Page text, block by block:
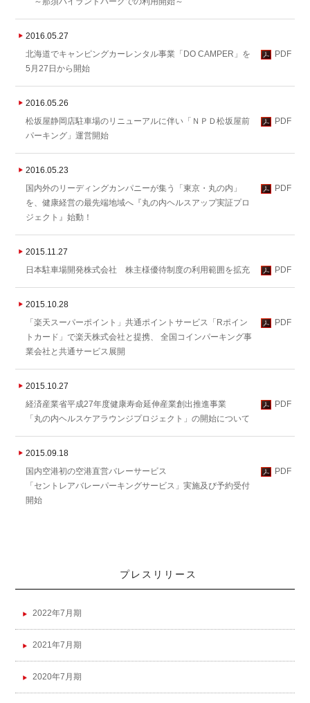
2016.05.27
北海道でキャンピングカーレンタル事業「DO CAMPER」を
5月27日から開始
PDF
2016.05.26
松坂屋静岡店駐車場のリニューアルに伴い「ＮＰＤ松坂屋前
パーキング」運営開始
PDF
2016.05.23
国内外のリーディングカンパニーが集う「東京・丸の内」
を、健康経営の最先端地域へ『丸の内ヘルスアップ実証プロ
ジェクト』始動！
PDF
2015.11.27
日本駐車場開発株式会社 株主様優待制度の利用範囲を拡充
PDF
2015.10.28
「楽天スーパーポイント」共通ポイントサービス「Rポイン
トカード」で楽天株式会社と提携、 全国コインパーキング事
業会社と共通サービス展開
PDF
2015.10.27
経済産業省平成27年度健康寿命延伸産業創出推進事業
「丸の内ヘルスケアラウンジプロジェクト」の開始について
PDF
2015.09.18
国内空港初の空港直営バレーサービス
「セントレアバレーパーキングサービス」実施及び予約受付
開始
PDF
プレスリリース
2022年7月期
2021年7月期
2020年7月期